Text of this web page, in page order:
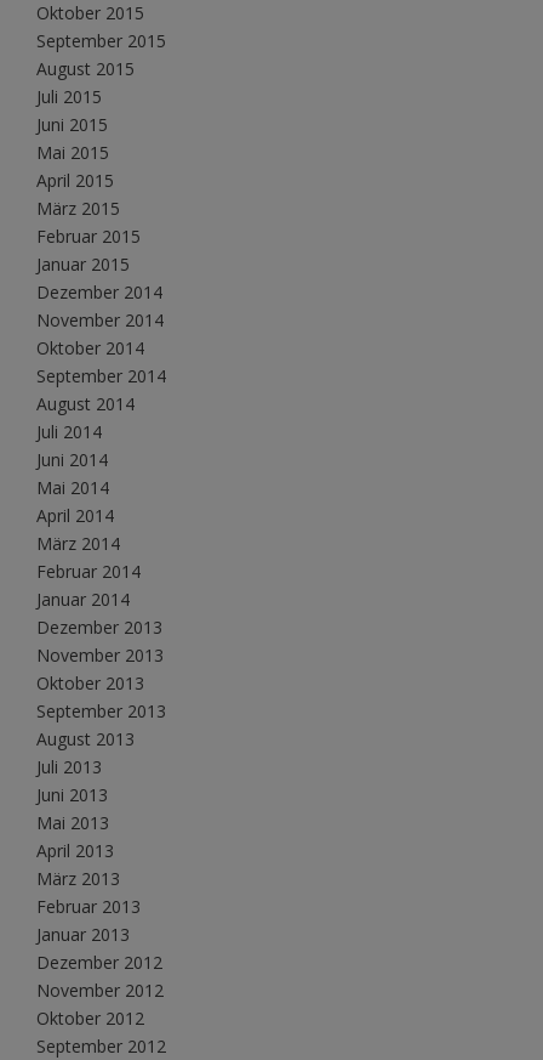
Oktober 2015
September 2015
August 2015
Juli 2015
Juni 2015
Mai 2015
April 2015
März 2015
Februar 2015
Januar 2015
Dezember 2014
November 2014
Oktober 2014
September 2014
August 2014
Juli 2014
Juni 2014
Mai 2014
April 2014
März 2014
Februar 2014
Januar 2014
Dezember 2013
November 2013
Oktober 2013
September 2013
August 2013
Juli 2013
Juni 2013
Mai 2013
April 2013
März 2013
Februar 2013
Januar 2013
Dezember 2012
November 2012
Oktober 2012
September 2012